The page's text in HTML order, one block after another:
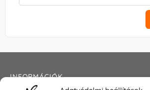
INFORMÁCIÓK